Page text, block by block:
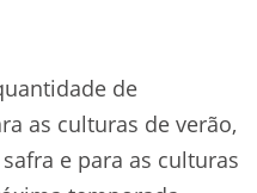
de
as culturas de verão,
e para as culturas